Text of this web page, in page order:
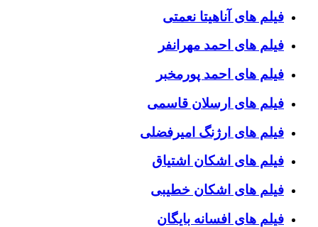
فیلم های آناهیتا نعمتی
فیلم های احمد مهرانفر
فیلم های احمد پورمخبر
فیلم های ارسلان قاسمی
فیلم های ارژنگ امیرفضلی
فیلم های اشکان اشتیاق
فیلم های اشکان خطیبی
فیلم های افسانه بایگان